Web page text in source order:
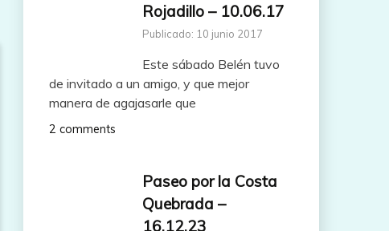
Rojadillo – 10.06.17
Publicado: 10 junio 2017
Este sábado Belén tuvo
de invitado a un amigo, y que mejor
manera de agajasarle que
2 comments
Paseo por la Costa
Quebrada –
16.12.23